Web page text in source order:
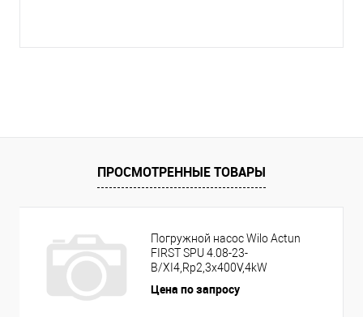
ПРОСМОТРЕННЫЕ ТОВАРЫ
Погружной насос Wilo Actun
FIRST SPU 4.08-23-
B/XI4,Rp2,3x400V,4kW
Цена по запросу